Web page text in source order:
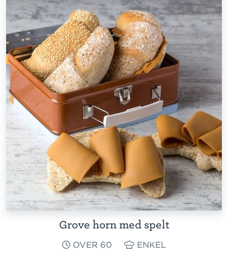
Grove horn med spelt
OVER 60 ENKEL